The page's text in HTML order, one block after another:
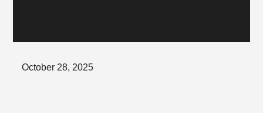
Posted
October 28, 2025